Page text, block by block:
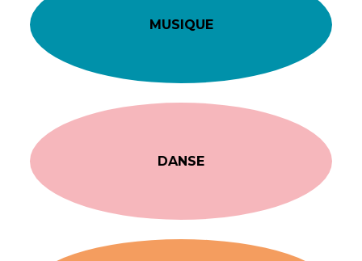
MUSIQUE
DANSE